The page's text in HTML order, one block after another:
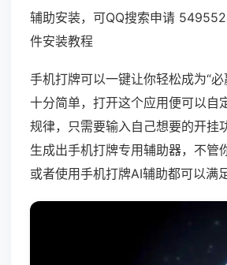
辅助安装，可QQ搜索申请
件安装教程
手机打牌可以一键让你轻松成为“
十分简单，打开这个应用便可以自
规律，只需要输入自己想要的开挂
生成出手机打牌专用辅助器，不管
或者使用手机打牌AI辅助都可以满